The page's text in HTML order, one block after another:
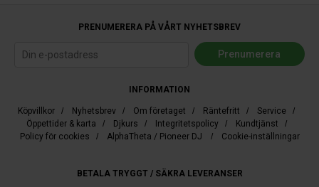
PRENUMERERA PÅ VÅRT NYHETSBREV
INFORMATION
Köpvillkor / Nyhetsbrev / Om företaget / Räntefritt / Service /
Öppettider & karta / Djkurs / Integritetspolicy / Kundtjänst /
Policy för cookies / AlphaTheta / Pioneer DJ / Cookie-inställningar
BETALA TRYGGT / SÄKRA LEVERANSER